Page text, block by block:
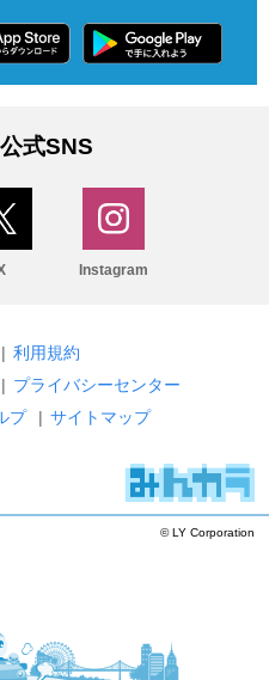
式SNS
Instagram
| 利用規約
| プライバシーセンター
プ | サイトマップ
© LY Corporation